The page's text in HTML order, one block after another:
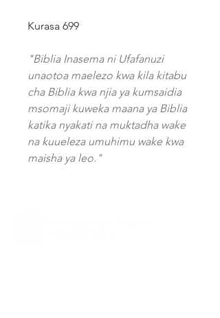
Kurasa 699
"Biblia Inasema ni Ufafanuzi
unaotoa maelezo kwa kila kitabu
cha Biblia kwa njia ya kumsaidia
msomaji kuweka maana ya Biblia
katika nyakati na muktadha wake
na kuueleza umuhimu wake kwa
maisha ya leo."